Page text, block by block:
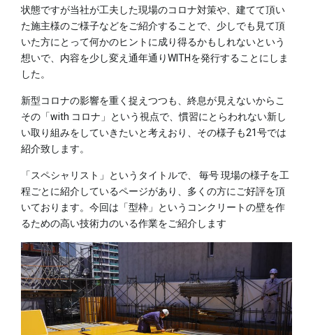
状態ですが当社が工夫した現場のコロナ対策や、建てて頂い
た施主様のご様子などをご紹介することで、少しでも見て頂
いた方にとって何かのヒントに成り得るかもしれないという
想いで、内容を少し変え通年通りWITHを発行することにしま
した。
新型コロナの影響を重く捉えつつも、終息が見えないからこ
その「with コロナ」という視点で、慣習にとらわれない新し
い取り組みをしていきたいと考えおり、その様子も21号では
紹介致します。
「スペシャリスト」というタイトルで、 毎号 現場の様子を工
程ごとに紹介しているページがあり、多くの方にご好評を頂
いております。今回は「型枠」というコンクリートの壁を作
るための高い技術力のいる作業をご紹介します